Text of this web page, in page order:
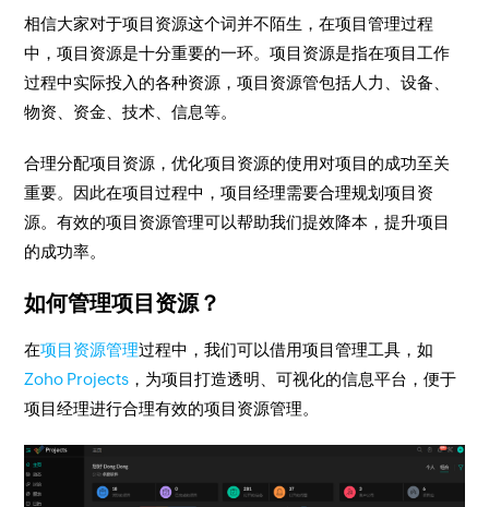
相信大家对于项目资源这个词并不陌生，在项目管理过程
中，项目资源是十分重要的一环。项目资源是指在项目工作
过程中实际投入的各种资源，项目资源管包括人力、设备、
物资、资金、技术、信息等。
合理分配项目资源，优化项目资源的使用对项目的成功至关
重要。因此在项目过程中，项目经理需要合理规划项目资
源。有效的项目资源管理可以帮助我们提效降本，提升项目
的成功率。
如何管理项目资源？
在项目资源管理过程中，我们可以借用项目管理工具，如
Zoho Projects ，为项目打造透明、可视化的信息平台，便于
项目经理进行合理有效的项目资源管理。